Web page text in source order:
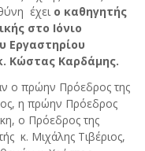
έχει ο καθηγητής
στο Ιόνιο
Εργαστηρίου
Κώστας Καρδάμης.
ο πρώην Πρόεδρος της
η πρώην Πρόεδρος
ο Πρόεδρος της
κ. Μιχάλης Τιβέριος,